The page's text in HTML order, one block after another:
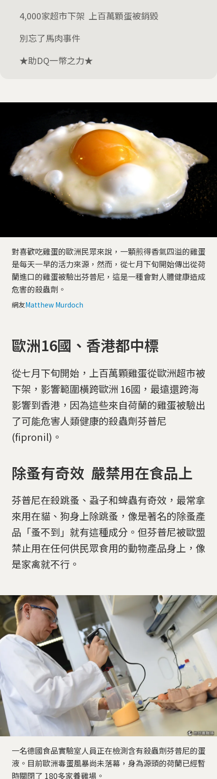
4,000家超市下架 上百萬顆蛋被銷毀
別忘了馬肉事件
★助DQ一幣之力★
對喜歡吃雞蛋的歐洲民眾來說，一顆煎得香氣四溢的雞蛋
是每天一早的活力來源，然而，從七月下旬開始傳出從荷
蘭進口的雞蛋被驗出芬普尼，這是一種會對人體健康造成
危害的殺蟲劑。
網友Matthew Murdoch
歐洲16國、香港都中標
從七月下旬開始，上百萬顆雞蛋從歐洲超市被
下架，影響範圍橫跨歐洲 16國，最遠還跨海
影響到香港，因為這些來自荷蘭的雞蛋被驗出
了可能危害人類健康的殺蟲劑芬普尼
(fipronil)。
除蚤有奇效 嚴禁用在食品上
芬普尼在殺跳蚤、蝨子和蜱蟲有奇效，最常拿
來用在貓、狗身上除跳蚤，像是著名的除蚤產
品「蚤不到」就有這種成分。但芬普尼被歐盟
禁止用在任何供民眾食用的動物產品身上，像
是家禽就不行。
一名德國食品實驗室人員正在檢測含有殺蟲劑芬普尼的蛋
液。目前歐洲毒蛋風暴尚未落幕，身為源頭的荷蘭已經暫
時關閉了 180多家養雞場。